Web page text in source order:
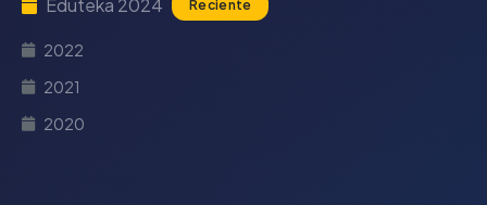
Eduteka 2024 Reciente
2022
2021
2020